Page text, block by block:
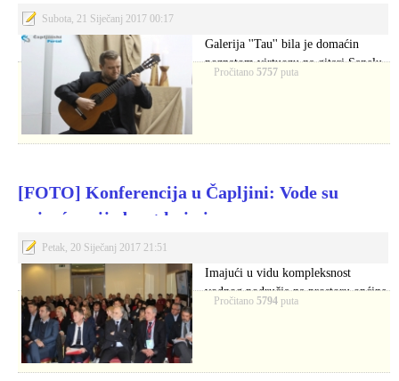
Subota, 21 Siječanj 2017 00:17
Galerija ''Tau'' bila je domaćin
poznatom virtuozu na gitari Sanelu
Pročitano 5757 puta
[FOTO] Konferencija u Čapljini: Vode su
najveća vrijednost koju imamo
Petak, 20 Siječanj 2017 21:51
Imajući u vidu kompleksnost
vodnog područja na prostoru općine
Čapljina kao i…
Pročitano 5794 puta